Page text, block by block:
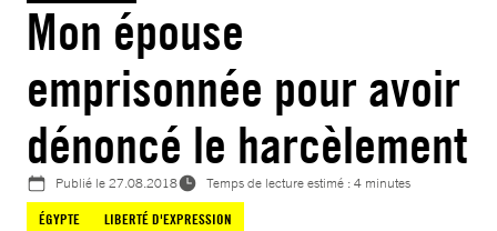
Mon épouse
emprisonnée pour avoir
dénoncé le harcèlement
Publié le27.08.2018
Temps de lecture estimé : 4 minutes
ÉGYPTE
LIBERTÉ D'EXPRESSION